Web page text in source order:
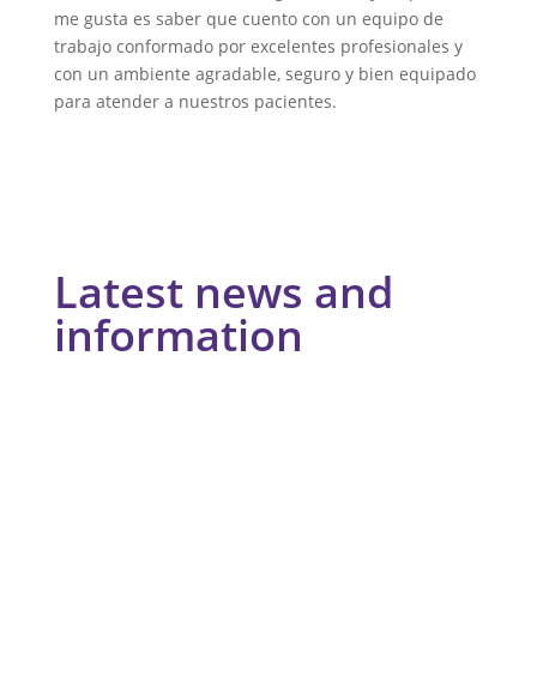
me gusta es saber que cuento con un equipo de
trabajo conformado por excelentes profesionales y
con un ambiente agradable, seguro y bien equipado
para atender a nuestros pacientes.
Latest news and
information